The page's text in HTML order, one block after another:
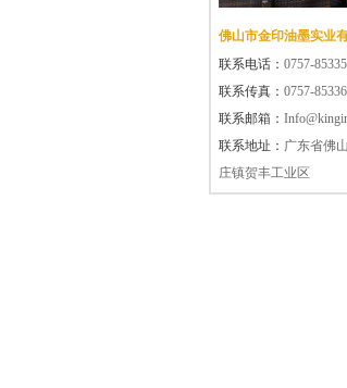
佛山市金印油墨实业
联系电话： 0757-
联系传真： 0757-
联系邮箱：
联系地址： 广东省佛
庄镇贺丰工业区